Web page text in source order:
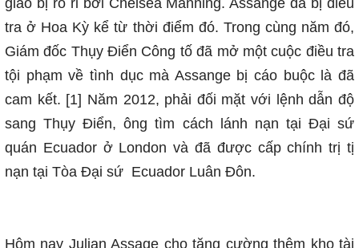
tra ở Hoa Kỳ kể từ thời điểm đó. Trong cùng năm đó,
Giám đốc Thụy Điển Công tố đã mở một cuộc điều tra
tội phạm về tình dục mà Assange bị cáo buộc là đã
cam kết. [1] Năm 2012, phải đối mặt với lệnh dẫn độ
sang Thụy Điển, ông tìm cách lánh nạn tại Đại sứ
quán Ecuador ở London và đã được cấp chính trị tị
nạn tại Tòa Đại sứ Ecuador Luân Đôn.
Hôm nay Julian Assage cho tăng cường thêm kho tài